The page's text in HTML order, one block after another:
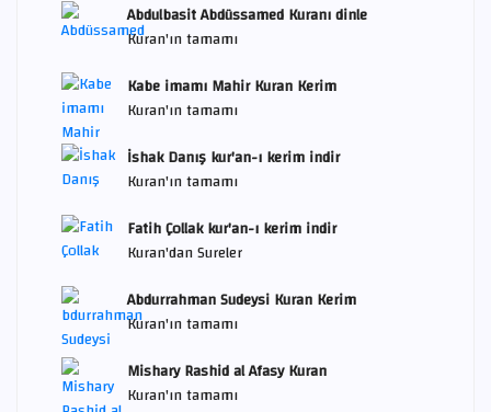
Abdulbasit Abdüssamed Kuranı dinle
Kuran'ın tamamı
Kabe imamı Mahir Kuran Kerim
Kuran'ın tamamı
İshak Danış kur'an-ı kerim indir
Kuran'ın tamamı
Fatih Çollak kur'an-ı kerim indir
Kuran'dan Sureler
Abdurrahman Sudeysi Kuran Kerim
Kuran'ın tamamı
Mishary Rashid al Afasy Kuran
Kuran'ın tamamı